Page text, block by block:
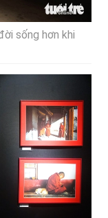
sống hơn khi